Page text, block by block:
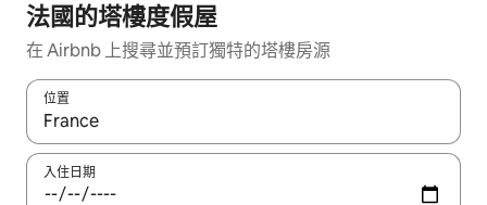
法國的塔樓度假屋
在 Airbnb 上搜尋並預訂獨特的塔樓房源
位置
如有搜尋結果，瀏覽內容時請使用上下箭頭，或輕點、滑動裝置。
入住日期